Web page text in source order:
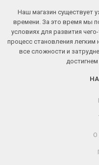
Наш магазин существует
времени. За это время мы
условиях для развития
процесс становления легким
все сложности и
О